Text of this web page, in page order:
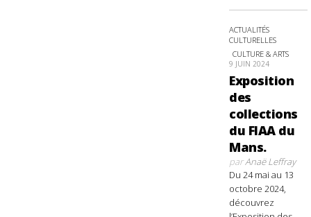
ACTUALITÉS
CULTURELLES
CULTURE & ARTS
9 JUIN 2024
Exposition
des
collections
du FIAA du
Mans.
parAnaë Leffray
Du 24 mai au 13
octobre 2024,
découvrez